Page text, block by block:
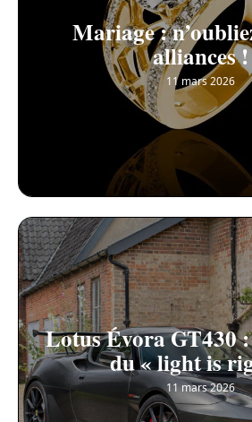
Mariage :
alliances !
11 mars 2026
Lotus Évora GT430
du « light is
11 mars 2026